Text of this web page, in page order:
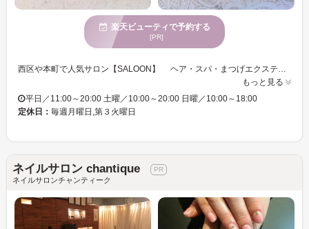
楽天ビューティで予約する
[PR]
西区や本町で人気サロン【SALOON】 ヘア・スパ・まつげエクステ・ネイルを木のぬくもりを感じる隠れ家1F2Fの町屋トータルサロン。落ち着いた店内の2Fで公園の景色も眺めながら、ごゆっくりと寛いでいただけます。 いつも笑顔のたえないアットホームな雰囲気＊話しやすいネイリストがお客様に丁寧にカウンセリング。したいデザインやお爪のお悩みなど何でもご相談ください。 ブレンドカラーが可能で、幅広いデザイン、アートをご提供します！ その人それぞれのお爪の状態に合わせてジェルも選んでいくので、『モチがいい』と定評★ 押花やドライフラワー、天然石など素材の品揃えも多数！ ライフスタイルに合わせたオリジナルのデザインをお楽しみください♪ ヘアと同時施術も可能なので、時短可能！！ こちらも、ご相談下さいね♪
もっと見る
平日／11:00～20:00 土曜／10:00～20:00 日曜／10:00～18:00
定休日： 毎週月曜日,第３火曜日
ネイルサロン chantique
ネイルサロンチャンティーク